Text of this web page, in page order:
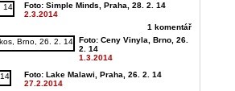
Foto: Simple Minds, Praha, 28. 2. 14
2.3.2014
1 komentář
Foto: Ceny Vinyla, Brno, 26.
2. 14
1.3.2014
Foto: Lake Malawi, Praha, 26. 2. 14
27.2.2014